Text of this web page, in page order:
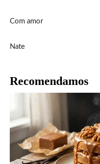
Com amor
Nate
Recomendamos